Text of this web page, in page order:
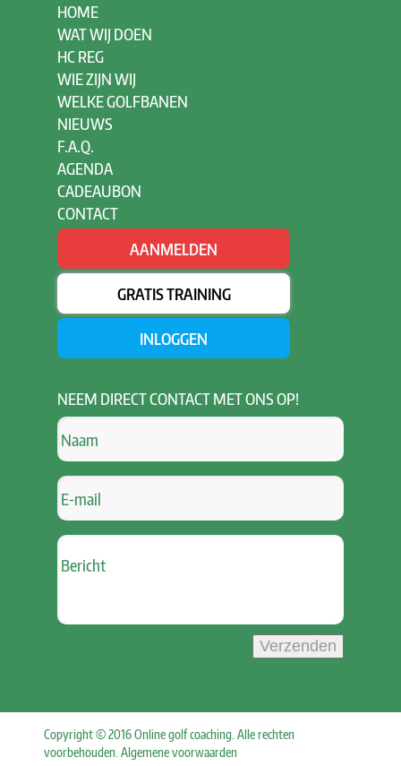
HOME
WAT WIJ DOEN
HC REG
WIE ZIJN WIJ
WELKE GOLFBANEN
NIEUWS
F.A.Q.
AGENDA
CADEAUBON
CONTACT
AANMELDEN
GRATIS TRAINING
INLOGGEN
NEEM DIRECT CONTACT MET ONS OP!
Verzenden
Copyright © 2016 Online golf coaching. Alle rechten
voorbehouden. Algemene voorwaarden